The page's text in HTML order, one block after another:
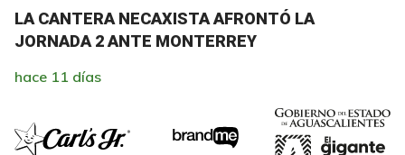
LA CANTERA NECAXISTA AFRONTÓ LA
JORNADA 2 ANTE MONTERREY
hace 11 días